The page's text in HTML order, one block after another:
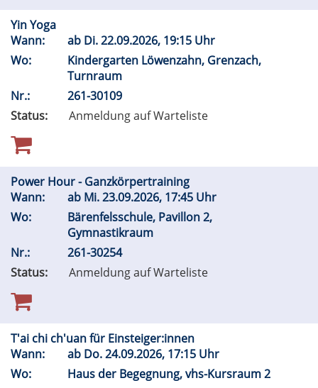
Yin Yoga
Wann:
ab Di.22.09.2026, 19:15 Uhr
Wo:
Kindergarten Löwenzahn, Grenzach,
Turnraum
Nr.:
261-30109
Status:
Anmeldung auf Warteliste
Power Hour - Ganzkörpertraining
Wann:
ab Mi.23.09.2026, 17:45 Uhr
Wo:
Bärenfelsschule, Pavillon 2,
Gymnastikraum
Nr.:
261-30254
Status:
Anmeldung auf Warteliste
T'ai chi ch'uan für Einsteiger:innen
Wann:
ab Do.24.09.2026, 17:15 Uhr
Wo:
Haus der Begegnung, vhs-Kursraum 2